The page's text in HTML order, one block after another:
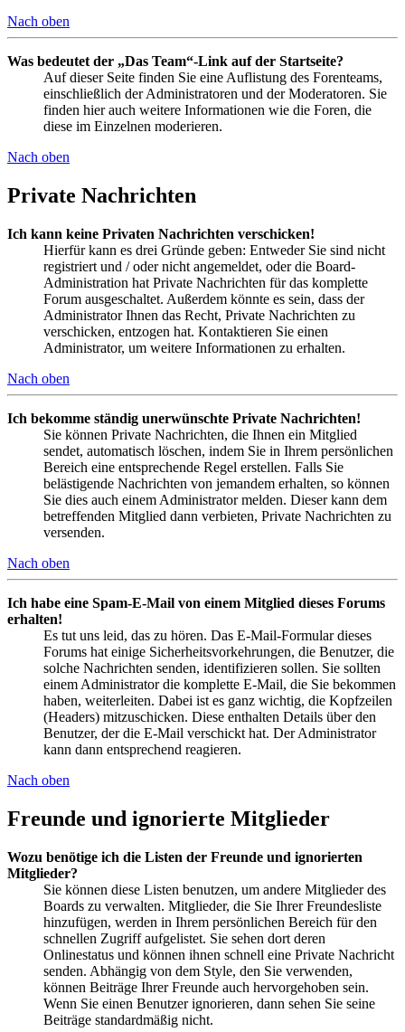
Nach oben
Was bedeutet der „Das Team“-Link auf der Startseite?
Auf dieser Seite finden Sie eine Auflistung des Forenteams,
einschließlich der Administratoren und der Moderatoren. Sie
finden hier auch weitere Informationen wie die Foren, die
diese im Einzelnen moderieren.
Nach oben
Private Nachrichten
Ich kann keine Privaten Nachrichten verschicken!
Hierfür kann es drei Gründe geben: Entweder Sie sind nicht
registriert und / oder nicht angemeldet, oder die Board-
Administration hat Private Nachrichten für das komplette
Forum ausgeschaltet. Außerdem könnte es sein, dass der
Administrator Ihnen das Recht, Private Nachrichten zu
verschicken, entzogen hat. Kontaktieren Sie einen
Administrator, um weitere Informationen zu erhalten.
Nach oben
Ich bekomme ständig unerwünschte Private Nachrichten!
Sie können Private Nachrichten, die Ihnen ein Mitglied
sendet, automatisch löschen, indem Sie in Ihrem persönlichen
Bereich eine entsprechende Regel erstellen. Falls Sie
belästigende Nachrichten von jemandem erhalten, so können
Sie dies auch einem Administrator melden. Dieser kann dem
betreffenden Mitglied dann verbieten, Private Nachrichten zu
versenden.
Nach oben
Ich habe eine Spam-E-Mail von einem Mitglied dieses Forums
erhalten!
Es tut uns leid, das zu hören. Das E-Mail-Formular dieses
Forums hat einige Sicherheitsvorkehrungen, die Benutzer, die
solche Nachrichten senden, identifizieren sollen. Sie sollten
einem Administrator die komplette E-Mail, die Sie bekommen
haben, weiterleiten. Dabei ist es ganz wichtig, die Kopfzeilen
(Headers) mitzuschicken. Diese enthalten Details über den
Benutzer, der die E-Mail verschickt hat. Der Administrator
kann dann entsprechend reagieren.
Nach oben
Freunde und ignorierte Mitglieder
Wozu benötige ich die Listen der Freunde und ignorierten
Mitglieder?
Sie können diese Listen benutzen, um andere Mitglieder des
Boards zu verwalten. Mitglieder, die Sie Ihrer Freundesliste
hinzufügen, werden in Ihrem persönlichen Bereich für den
schnellen Zugriff aufgelistet. Sie sehen dort deren
Onlinestatus und können ihnen schnell eine Private Nachricht
senden. Abhängig von dem Style, den Sie verwenden,
können Beiträge Ihrer Freunde auch hervorgehoben sein.
Wenn Sie einen Benutzer ignorieren, dann sehen Sie seine
Beiträge standardmäßig nicht.